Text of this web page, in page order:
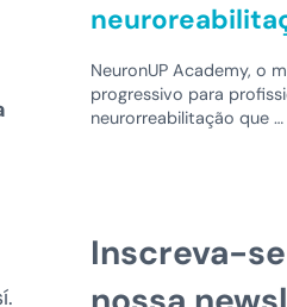
NeuronUP Academy, o
progressivo para
neurorreabilitação que …
Inscreva-